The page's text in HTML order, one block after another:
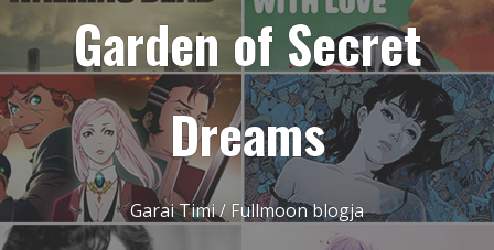
Garden of Secret
Dreams
Garai Timi / Fullmoon blogja